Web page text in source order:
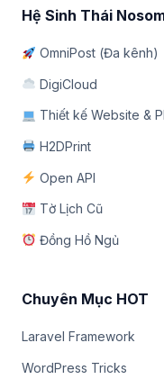
Hệ Sinh Thái
OmniPost (Đa kênh)
DigiCloud
Thiết kế Website &
H2DPrint
Open API
Tờ Lịch Cũ
Đồng Hồ Ngủ
Chuyên Mục HOT
Laravel Framework
WordPress Tricks